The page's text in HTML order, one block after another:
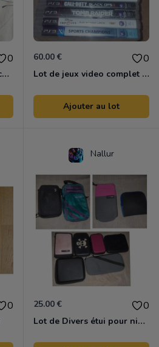
0
Lot de vêtements, sac et chaussures fille ou femme Neuf
60.00 € 0
Lot de jeux video complet Pour PS3
Ajouter au lot
0
Nallur
25.00 € 0
Lot de Divers étui pour nintendo ds...